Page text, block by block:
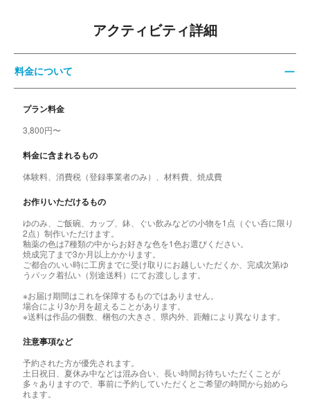
アクティビティ詳細
料金について
プラン料金
3,800円〜
料金に含まれるもの
体験料、消費税（登録事業者のみ）、材料費、焼成費
お作りいただけるもの
ゆのみ、ご飯碗、カップ、鉢、ぐい飲みなどの小物を1点（ぐい呑に限り
2点）制作いただけます。
釉薬の色は7種類の中からお好きな色を1色お選びください。
焼成完了まで3か月以上かかります。
ご都合のいい時に工房までに受け取りにお越しいただくか、完成次第ゆ
うパック着払い（別途送料）にてお渡しします。
※お届け期間はこれを保障するものではありません。
場合により3か月を超えることがあります。
※送料は作品の個数、梱包の大きさ、県内外、距離により異なります。
注意事項など
予約された方が優先されます。
土日祝日、夏休み中などは混み合い、長い時間お待ちいただくことが
多々ありますので、事前に予約していただくとご希望の時間から始めら
れます。